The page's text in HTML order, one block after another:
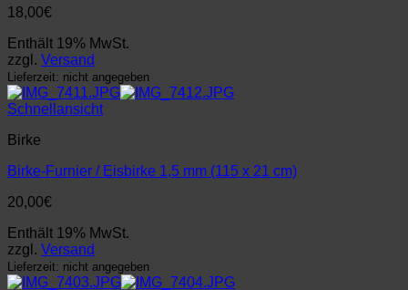
18,00€
Enthält 19% MwSt.
zzgl. Versand
Lieferzeit: nicht angegeben
Schnellansicht
Birke
Birke-Furnier / Eisbirke 1,5 mm (115 x 21 cm)
20,00€
Enthält 19% MwSt.
zzgl. Versand
Lieferzeit: nicht angegeben